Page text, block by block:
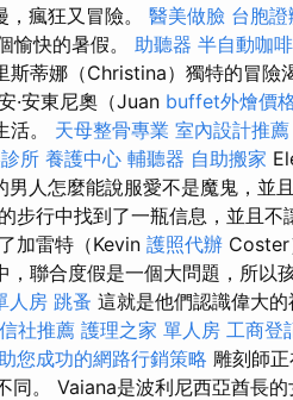
瘋狂又冒險。 醫美做臉 台胞證
愉快的暑假。 助聽器 半自動咖
斯蒂娜（Christina）獨特的冒險
·安東尼奧（Juan buffet外燴價
活。 天母整骨專業 室內設計推薦
所 養護中心 輔聽器 自助搬家
男人怎麼能說服愛不是魔鬼，並
步行中找到了一瓶信息，並且不
加雷特（Kevin 護照代辦 Coster
聯合度假是一個大問題，所以
人房 跳蚤 這就是他們認識偉大
社推薦 護理之家 單人房 工商登
助您成功的網路行銷策略 雕刻師
。 Vaiana是波利尼西亞酋長的